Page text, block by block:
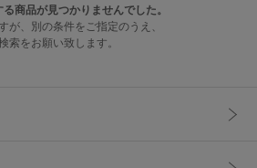
商品が見つかりませんでした。
が、別の条件をご指定のうえ、
索をお願い致します。